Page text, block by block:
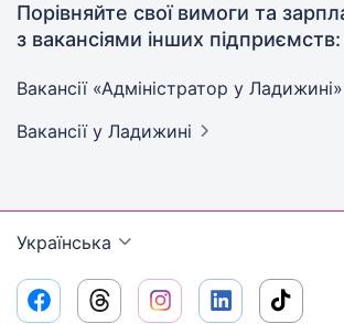
Порівняйте свої вимоги та
з вакансіями інших підприємств:
Вакансії «Адміністратор у Ладижині»
Вакансії у Ладижині
Українська